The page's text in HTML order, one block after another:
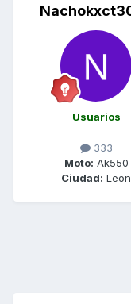
Usuarios
333
Moto: Ak550
Ciudad: Leon